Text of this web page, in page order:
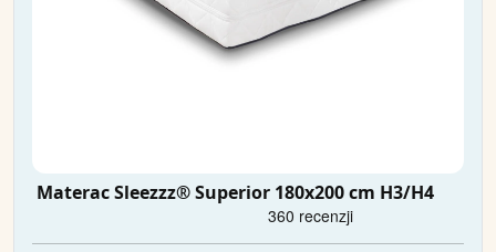
Materac Sleezzz® Superior 180x200 cm H3/H4